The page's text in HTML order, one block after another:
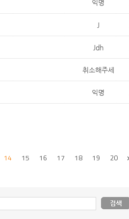
익명
J
Jdh
취소해주세
익명
14 15 16 17 18 19 20